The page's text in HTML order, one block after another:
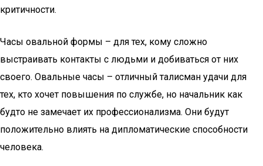
критичности.
Часы овальной формы – для тех, кому сложно
выстраивать контакты с людьми и добиваться от них
своего. Овальные часы – отличный талисман удачи для
тех, кто хочет повышения по службе, но начальник как
будто не замечает их профессионализма. Они будут
положительно влиять на дипломатические способности
человека.